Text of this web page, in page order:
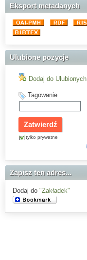
Eksport metadanych
Ulubione pozycje
Dodaj do Ulubionych
Tagowanie
tylko prywatne
Zapisz ten adres...
Dodaj do "Zakładek"